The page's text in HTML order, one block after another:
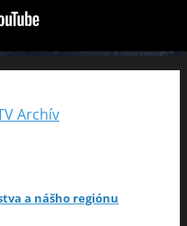
Archív
a nášho regiónu